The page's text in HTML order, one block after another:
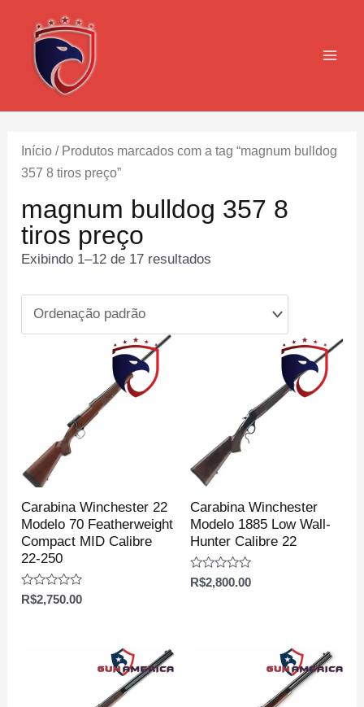
conteúdo
Início / Produtos marcados com a tag “magnum bulldog
357 8 tiros preço”
magnum bulldog 357 8
tiros preço
Exibindo 1–12 de 17 resultados
Carabina Winchester 22
Modelo 70 Featherweight
Compact MID Calibre
22-250
Avaliação
R$2,750.00
Carabina Winchester
Modelo 1885 Low Wall-
Hunter Calibre 22
Avaliação
R$2,800.00